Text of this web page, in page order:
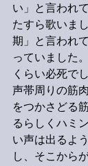
い」と言われ
たすら歌いま
期」と言われ
っていました
くらい必死でし
声帯周りの筋
をつかさどる
るらしくハミ
い声は出るよ
し、そこから